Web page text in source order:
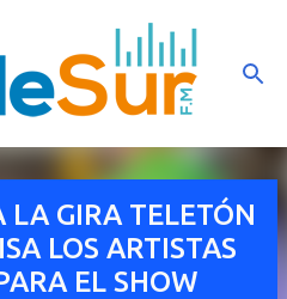
principal
LA GIRA TELETÓN
LOS ARTISTAS
EL SHOW